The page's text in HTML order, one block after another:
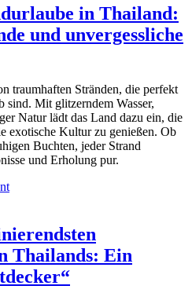
Thailand:
Ihre
ultimativen
Reisen“
in Thailand:
und unvergessliche
traumhaften Stränden, die perfekt
sind. Mit glitzerndem Wasser,
Natur lädt das Land dazu ein, die
exotische Kultur zu genießen. Ob
Buchten, jeder Strand
und Erholung pur.
on
in
Thailand:
Paradiesische
Strände
und
Thailands: Ein